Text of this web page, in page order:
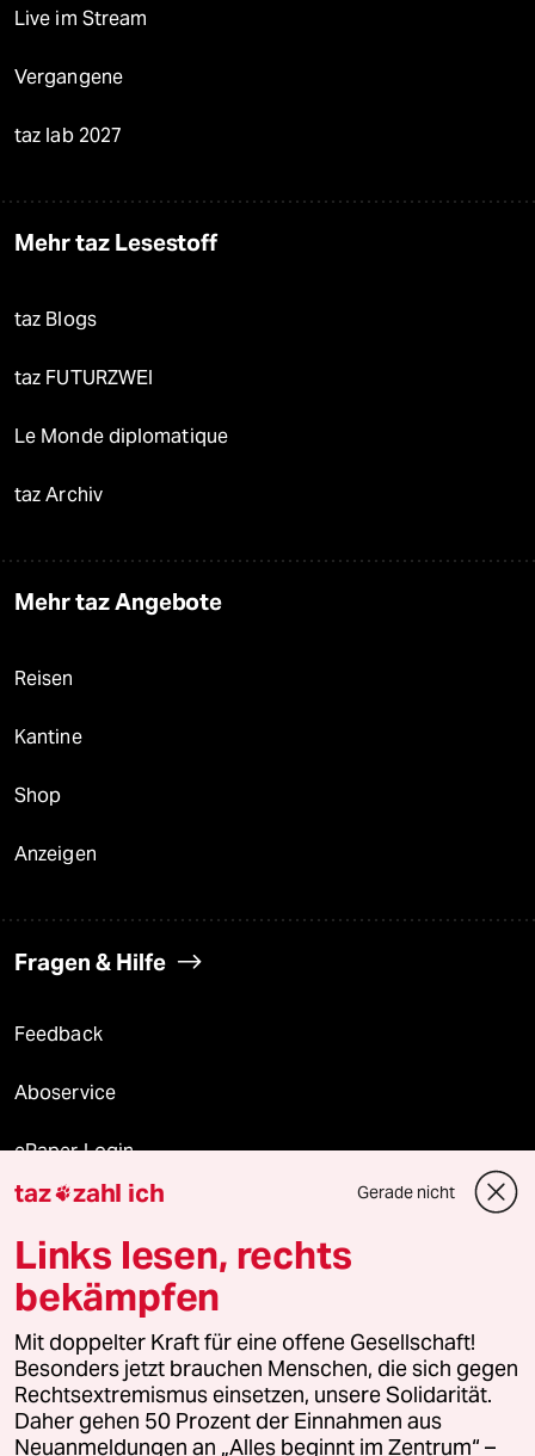
Live im Stream
Vergangene
taz lab 2027
Mehr taz Lesestoff
taz Blogs
taz FUTURZWEI
Le Monde diplomatique
taz Archiv
Mehr taz Angebote
Reisen
Kantine
Shop
Anzeigen
Fragen & Hilfe
Feedback
Aboservice
ePaper Login
Downloads für Abonnierende
© 2026 taz Verlags und Vertriebs GmbH
Alle Rechte vorbehalten. Bei rechtlichen Fragen oder für Genehmigungen
wenden Sie sich bitte an
lizenzen@taz.de
Feedback Redaktionsstatut Kommune-Richtlinien
taz zahl ich Gerade nicht
Links lesen, rechts
bekämpfen
Mit doppelter Kraft für eine offene Gesellschaft!
Besonders jetzt brauchen Menschen, die sich gegen
Rechtsextremismus einsetzen, unsere Solidarität.
Daher gehen 50 Prozent der Einnahmen aus
Neuanmeldungen an „Alles beginnt im Zentrum“ –